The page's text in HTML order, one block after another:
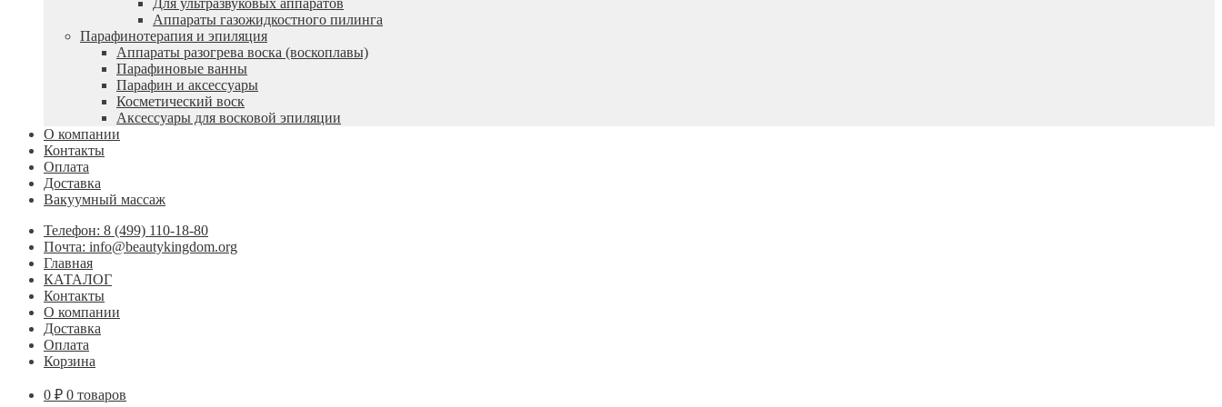
Для ультразвуковых аппаратов
Аппараты газожидкостного пилинга
Парафинотерапия и эпиляция
Аппараты разогрева воска (воскоплавы)
Парафиновые ванны
Парафин и аксессуары
Косметический воск
Аксессуары для восковой эпиляции
О компании
Контакты
Оплата
Доставка
Вакуумный массаж
Телефон: 8 (499) 110-18-80
Почта: info@beautykingdom.org
Главная
КАТАЛОГ
Контакты
О компании
Доставка
Оплата
Корзина
0 ₽ 0 товаров